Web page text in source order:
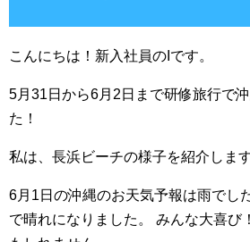
こんにちは！新入社員のIです。
5月31日から6月2日まで研修旅行で
た！
私は、長浜ビーチの様子を紹介します
6月1日の沖縄のお天気予報は雨でし
で晴れになりました。 みんな大喜び